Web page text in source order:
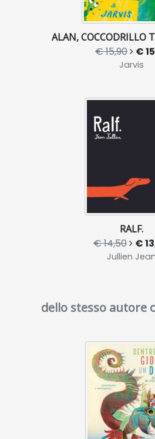
ALAN, COCCODRILLO
€ 15,90 €
Jarvis
RALF.
€ 14,50 €
Jullien Jean
dello stesso autore